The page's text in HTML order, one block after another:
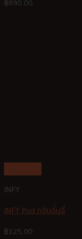
฿890.00
INFY
INFY Pod กลิ่นลิ้นจี่
฿125.00